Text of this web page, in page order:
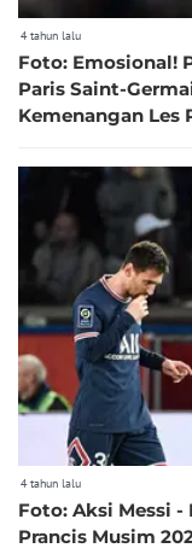
4 tahun lalu
Foto: Emosional!
Paris Saint-
Kemenangan Les
4 tahun lalu
Foto: Aksi Messi
Prancis Musim